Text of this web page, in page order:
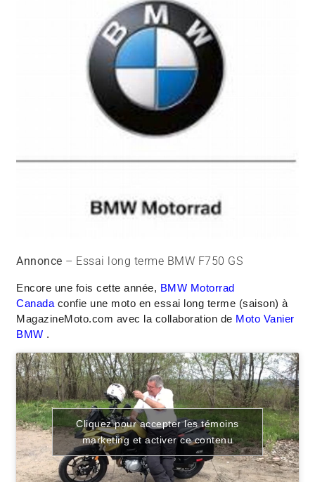
Annonce – Essai long terme BMW F750 GS
Encore une fois cette année, BMW Motorrad
Canada confie une moto en essai long terme (saison) à
MagazineMoto.com avec la collaboration de Moto Vanier
BMW .
Cliquez pour accepter les témoins
marketing et activer ce contenu